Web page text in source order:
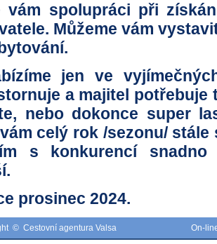
vám spolupráci při
Můžeme vám
jen ve
a majitel
nebo dokonce super
celý rok /sezonu/
s konkurencí
prosinec 2024.
© Cestovní agentura Valsa On-